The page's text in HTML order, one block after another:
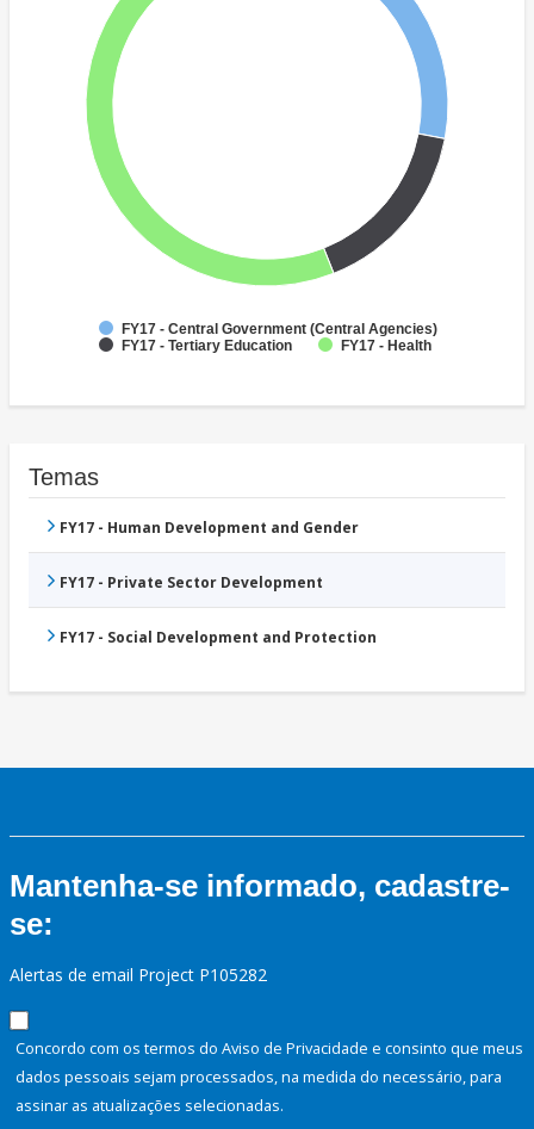
FY17 - Central Government (Central Agencies)
FY17 - Tertiary Education
FY17 - Health
Temas
FY17 - Human Development and Gender
FY17 - Private Sector Development
FY17 - Social Development and Protection
Mantenha-se informado, cadastre-
se:
Alertas de email Project P105282
Concordo com os termos do Aviso de Privacidade e consinto que meus
dados pessoais sejam processados, na medida do necessário, para
assinar as atualizações selecionadas.